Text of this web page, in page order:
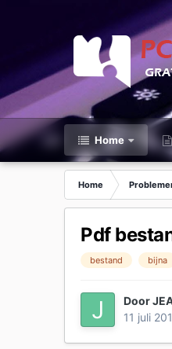
Home
Home
Pdf
bestand bijna
Door
11 juli